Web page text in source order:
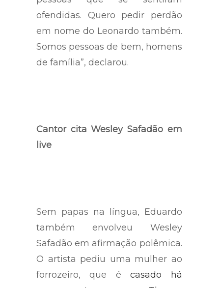
ofendidas. Quero pedir perdão
em nome do Leonardo também.
Somos pessoas de bem, homens
de família”, declarou.
Cantor cita Wesley Safadão em
live
Sem papas na língua, Eduardo
também envolveu Wesley
Safadão em afirmação polêmica.
O artista pediu uma mulher ao
forrozeiro, que écasado há